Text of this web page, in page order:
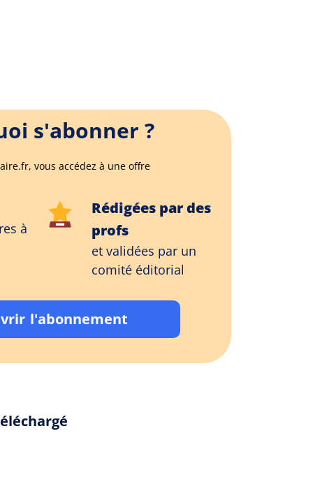
s'abonner ?
vous accédez à une offre
à
Rédigées par des
profs
et validées par un
comité éditorial
l'abonnement